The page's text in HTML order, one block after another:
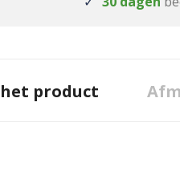
product